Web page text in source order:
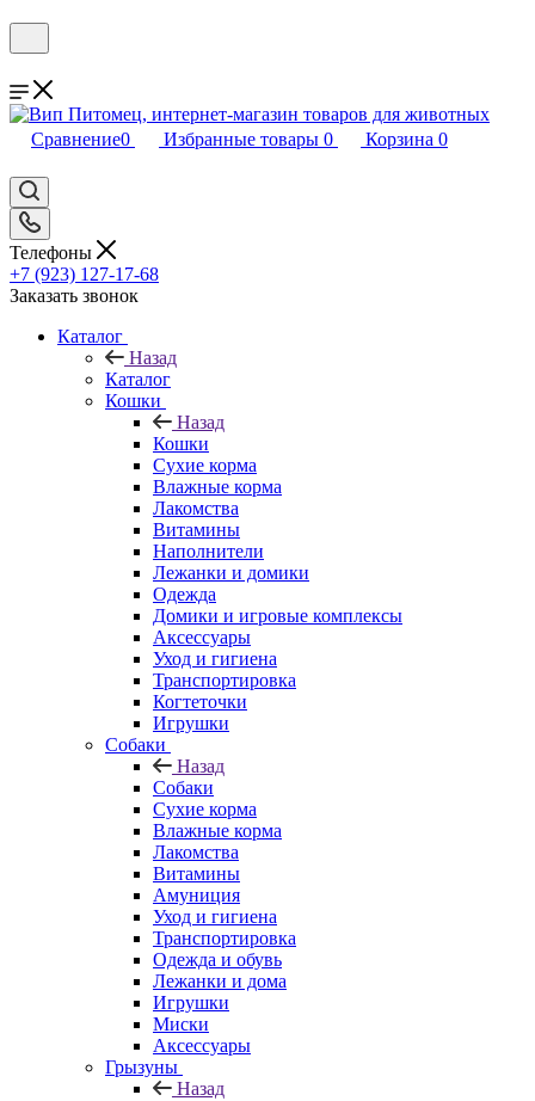
Сравнение0 Избранные товары 0 Корзина 0
Телефоны
+7 (923) 127-17-68
Заказать звонок
Каталог
Назад
Каталог
Кошки
Назад
Кошки
Сухие корма
Влажные корма
Лакомства
Витамины
Наполнители
Лежанки и домики
Одежда
Домики и игровые комплексы
Аксессуары
Уход и гигиена
Транспортировка
Когтеточки
Игрушки
Собаки
Назад
Собаки
Сухие корма
Влажные корма
Лакомства
Витамины
Амуниция
Уход и гигиена
Транспортировка
Одежда и обувь
Лежанки и дома
Игрушки
Миски
Аксессуары
Грызуны
Назад